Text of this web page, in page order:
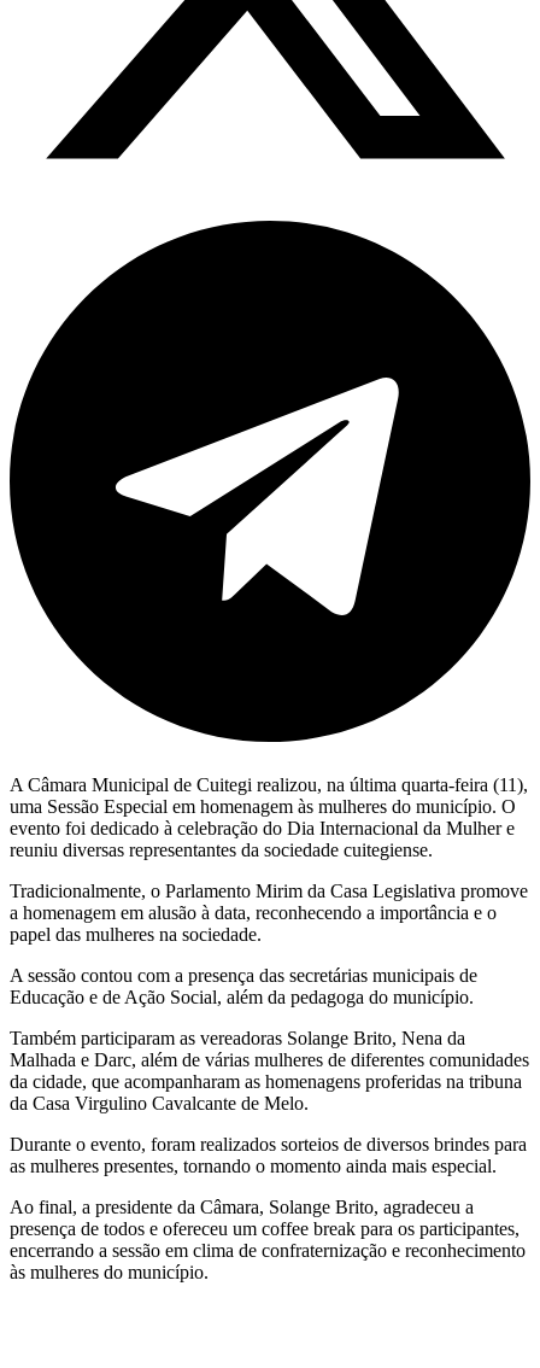
A Câmara Municipal de Cuitegi realizou, na última quarta-feira (11),
uma Sessão Especial em homenagem às mulheres do município. O
evento foi dedicado à celebração do Dia Internacional da Mulher e
reuniu diversas representantes da sociedade cuitegiense.
Tradicionalmente, o Parlamento Mirim da Casa Legislativa promove
a homenagem em alusão à data, reconhecendo a importância e o
papel das mulheres na sociedade.
A sessão contou com a presença das secretárias municipais de
Educação e de Ação Social, além da pedagoga do município.
Também participaram as vereadoras Solange Brito, Nena da
Malhada e Darc, além de várias mulheres de diferentes comunidades
da cidade, que acompanharam as homenagens proferidas na tribuna
da Casa Virgulino Cavalcante de Melo.
Durante o evento, foram realizados sorteios de diversos brindes para
as mulheres presentes, tornando o momento ainda mais especial.
Ao final, a presidente da Câmara, Solange Brito, agradeceu a
presença de todos e ofereceu um coffee break para os participantes,
encerrando a sessão em clima de confraternização e reconhecimento
às mulheres do município.